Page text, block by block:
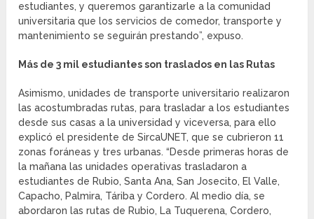
estudiantes, y queremos garantizarle a la comunidad
universitaria que los servicios de comedor, transporte y
mantenimiento se seguirán prestando”, expuso.
Más de 3 mil estudiantes son traslados en las Rutas
Asimismo, unidades de transporte universitario realizaron
las acostumbradas rutas, para trasladar a los estudiantes
desde sus casas a la universidad y viceversa, para ello
explicó el presidente de SircaUNET, que se cubrieron 11
zonas foráneas y tres urbanas. “Desde primeras horas de
la mañana las unidades operativas trasladaron a
estudiantes de Rubio, Santa Ana, San Josecito, El Valle,
Capacho, Palmira, Táriba y Cordero. Al medio día, se
abordaron las rutas de Rubio, La Tuquerena, Cordero,